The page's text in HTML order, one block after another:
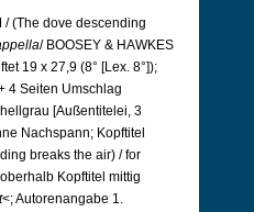
/ (The dove descending
/ BOOSEY & HAWKES
19 x 27,9 (8° [Lex. 8°]);
4 Seiten Umschlag
[Außentitelei, 3
Nachspann; Kopftitel
breaks the air) / for
Kopftitel mittig
<; Autorenangabe 1.